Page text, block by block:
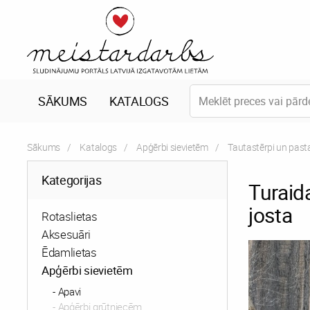
SĀKUMS KATALOGS
Sākums Katalogs Apģērbi sievietēm Tautastērpi un
Kategorijas
Rotaslietas
Aksesuāri
Ēdamlietas
Apģērbi sievietēm
Apavi
Apģērbi grūtniecēm
josta